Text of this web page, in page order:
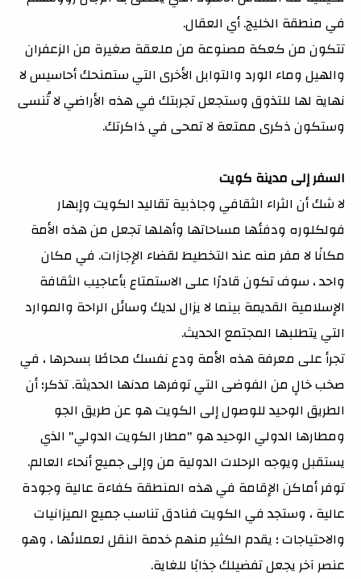
في منطقة الخليج. أي العقال.
تتكون من كعكة مصنوعة من ملعقة صغيرة من الزعفران
والهيل وماء الورد والتوابل الأخرى التي ستمنحك أحاسيس لا
نهاية لها للتذوق وستجعل تجربتك في هذه الأراضي لا تُنسى
وستكون ذكرى ممتعة لا تمحى في ذاكرتك.
السفر إلى مدينة كويت
لا شك أن الثراء الثقافي وجاذبية تقاليد الكويت وإبهار
فولكلوره ودفئها مساحاتها وأهلها تجعل من هذه الأمة
مكانًا لا مفر منه عند التخطيط لقضاء الإجازات. في مكان
واحد ، سوف تكون قادرًا على الاستمتاع بأعاجيب الثقافة
الإسلامية القديمة بينما لا يزال لديك وسائل الراحة والموارد
التي يتطلبها المجتمع الحديث.
تجرأ على معرفة هذه الأمة ودع نفسك محاطًا بسحرها ، في
صخب خالٍ من الفوضى التي توفرها مدنها الحديثة. تذكر؛ أن
الطريق الوحيد للوصول إلى الكويت هو عن طريق الجو
ومطارها الدولي الوحيد هو "مطار الكويت الدولي" الذي
يستقبل ويوجه الرحلات الدولية من وإلى جميع أنحاء العالم.
توفر أماكن الإقامة في هذه المنطقة كفاءة عالية وجودة
عالية ، وستجد في الكويت فنادق تناسب جميع الميزانيات
والاحتياجات ؛ يقدم الكثير منهم خدمة النقل لعملائها ، وهو
عنصر آخر يجعل تفضيلك جذابًا للغاية.